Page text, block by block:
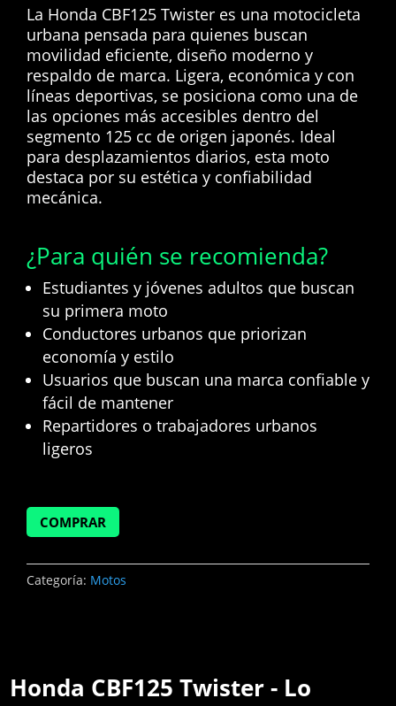
La Honda CBF125 Twister es una motocicleta
urbana pensada para quienes buscan
movilidad eficiente, diseño moderno y
respaldo de marca. Ligera, económica y con
líneas deportivas, se posiciona como una de
las opciones más accesibles dentro del
segmento 125 cc de origen japonés. Ideal
para desplazamientos diarios, esta moto
destaca por su estética y confiabilidad
mecánica.
¿Para quién se recomienda?
Estudiantes y jóvenes adultos que buscan
su primera moto
Conductores urbanos que priorizan
economía y estilo
Usuarios que buscan una marca confiable y
fácil de mantener
Repartidores o trabajadores urbanos
ligeros
COMPRAR
Categoría: Motos
Honda CBF125 Twister - Lo